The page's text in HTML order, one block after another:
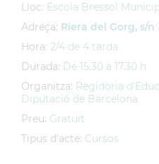
Lloc: Escola Bressol
Adreça: Riera del Gorg, s/n
Hora: 2/4 de 4 tarda
Durada: De 15.30 a 17.30 h
Organitza: Regidoria
Diputació de Barcelona
Preu: Gratuït
Tipus d'acte: Cursos